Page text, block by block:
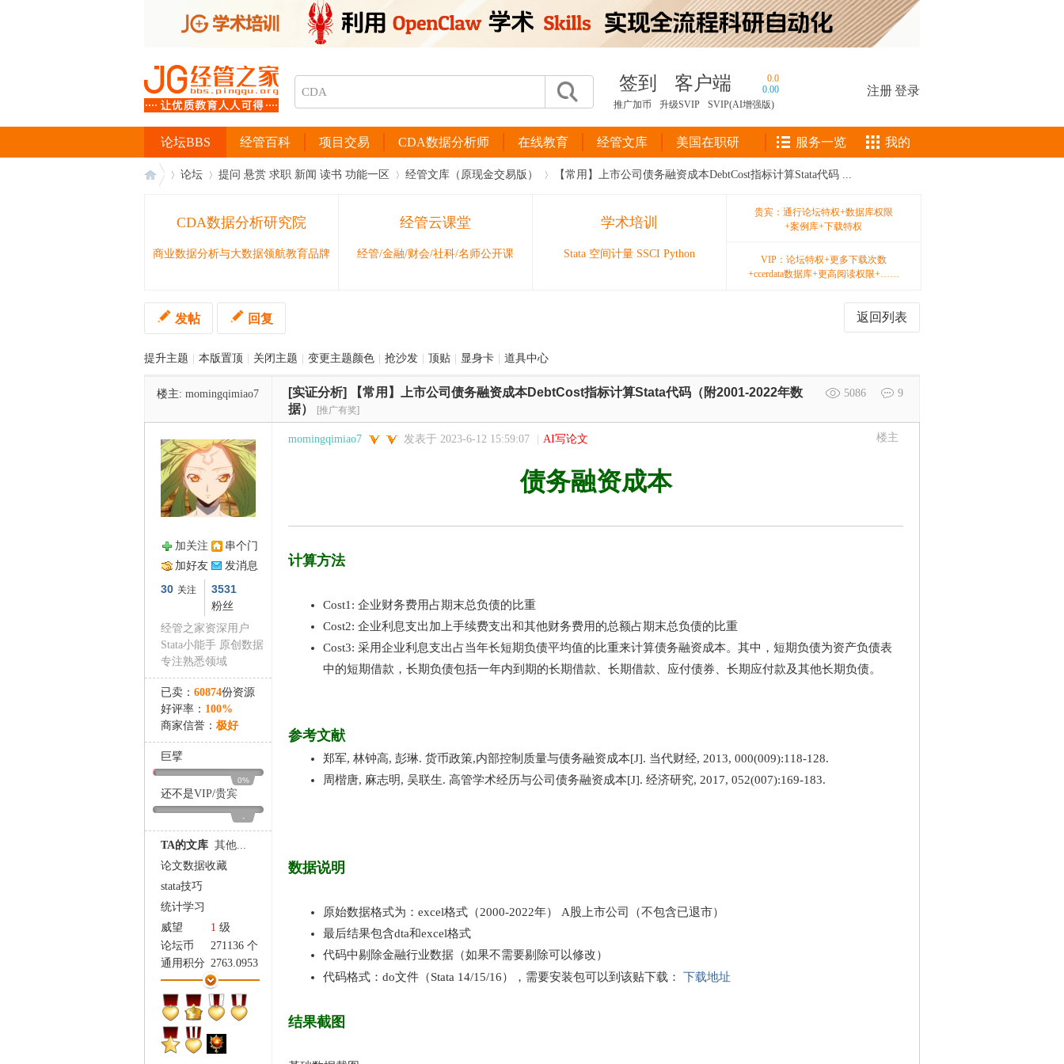
签到 客户端
0.0
0.00
推广加币
升级SVIP SVIP(AI增强版)
注册登录
经管百科 项目交易 CDA数据分析师 在线教育 经管文库 美国在职研
论坛BBS 服务一览 我的
论坛 提问 悬赏 求职 新闻 读书 功能一区 经管文库（原现金交易版） 【常用】上市公司债务融资成本DebtCost指标计算Stata代码 ...
CDA数据分析研究院
商业数据分析与大数据领航教育品牌
经管云课堂
经管/金融/财会/社科/名师公开课
学术培训
Stata 空间计量 SSCI Python
贵宾：通行论坛特权+数据库权限
+案例库+下载特权
VIP：论坛特权+更多下载次数
+ccerdata数据库+更高阅读权限+……
返回列表
发帖 回复
提升主题 本版置顶 关闭主题 变更主题颜色 抢沙发 顶贴 显身卡 道具中心
楼主: momingqimiao7 5086 9
[实证分析]
【常用】上市公司债务融资成本DebtCost指标计算Stata代码（附2001-2022年数
据）
[推广有奖]
加关注
串个门
加好友
发消息
30 关注 3531
粉丝
经管之家资深用户
Stata小能手 原创数据
专注熟悉领域
已卖： 60874份资源
好评率： 100%
商家信誉： 极好
巨擘
0%
还不是VIP/贵宾
-
TA的文库 其他...
论文数据收藏
stata技巧
统计学习
威望
1 级
论坛币
271136 个
通用积分 2763.0953
学术水平
3642 点
热心指数
3547 点
信用等级
3377 点
经验
485536 点
帖子
19333
楼主
momingqimiao7 发表于 2023-6-12 15:59:07 AI写论文
债务融资成本
计算方法
Cost1: 企业财务费用占期末总负债的比重
Cost2: 企业利息支出加上手续费支出和其他财务费用的总额占期末总负债的比重
Cost3: 采用企业利息支出占当年长短期负债平均值的比重来计算债务融资成本。其中，短期负债为资产负债表
中的短期借款，长期负债包括一年内到期的长期借款、长期借款、应付债券、长期应付款及其他长期负债。
参考文献
郑军, 林钟高, 彭琳. 货币政策,内部控制质量与债务融资成本[J]. 当代财经, 2013, 000(009):118-128.
周楷唐, 麻志明, 吴联生. 高管学术经历与公司债务融资成本[J]. 经济研究, 2017, 052(007):169-183.
数据说明
原始数据格式为：excel格式（2000-2022年） A股上市公司（不包含已退市）
最后结果包含dta和excel格式
代码中剔除金融行业数据（如果不需要剔除可以修改）
代码格式：do文件（Stata 14/15/16），需要安装包可以到该贴下载： 下载地址
结果截图